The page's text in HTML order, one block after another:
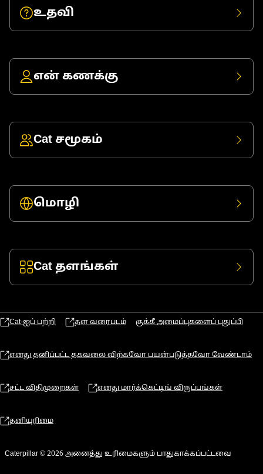
உதவி
என் கணக்கு
Cat சமூகம்
மொழி
Cat தளங்கள்
Cat-ஐப் பற்றி தள வரைபடம் குக்கீ அமைப்புகளைப் புதுப்பி
எனது தனிப்பட்ட தகவலை விற்கவோ பயன்படுத்தவோ வேண்டாம்
சட்ட விதிமுறைகள் எனது மார்க்கெட்டிங் விருப்பங்கள்
தனியுரிமை
Caterpillar © 2026 அனைத்து உரிமைகளும் பாதுகாக்கப்பட்டவை